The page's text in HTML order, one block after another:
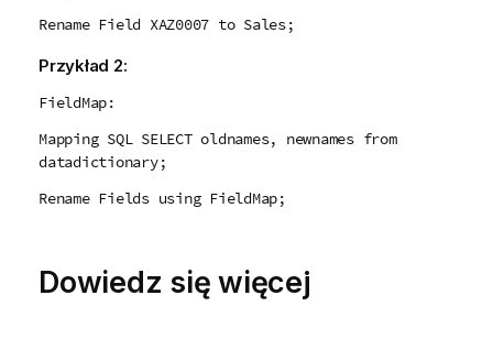
Rename Field XAZ0007 to Sales;
Przykład 2:
FieldMap:
Mapping SQL SELECT oldnames, newnames from
datadictionary;
Rename Fields using FieldMap;
Dowiedz się więcej